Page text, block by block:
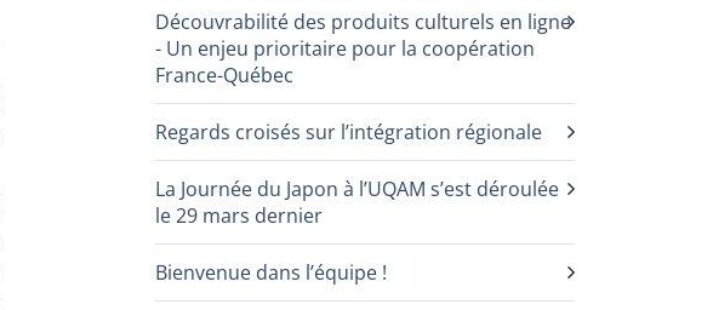
Découvrabilité des produits culturels en ligne
- Un enjeu prioritaire pour la coopération
France-Québec
Regards croisés sur l’intégration régionale
La Journée du Japon à l’UQAM s’est déroulée
le 29 mars dernier
Bienvenue dans l’équipe !